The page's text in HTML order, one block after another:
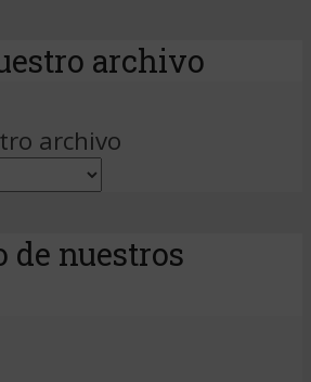
archivo
archivo
de nuestros